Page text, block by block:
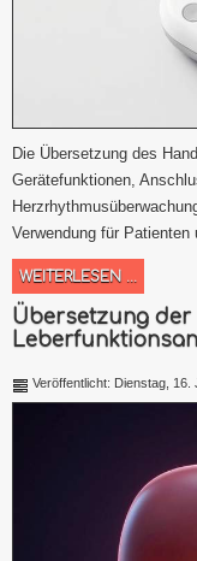
Die Übersetzung des
Gerätefunktionen,
Verwendung für Patienten
WEITERLESEN ...
Übersetzung
Veröffentlicht: Dienstag, 16.